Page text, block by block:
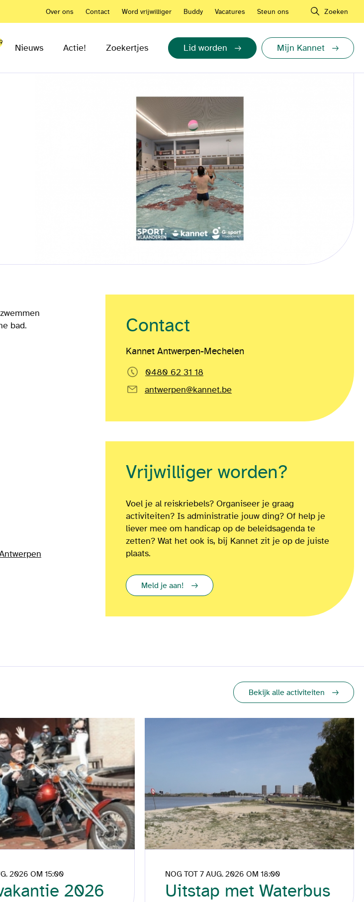
Over ons Contact Word vrijwilliger Buddy Vacatures Steun ons Zoeken
Nieuws Actie! Zoekertjes Lid worden Mijn Kannet
bad.
Contact
Kannet Antwerpen-Mechelen
0480 62 31 18
antwerpen@kannet.be
Vrijwilliger worden?
Voel je al reiskriebels? Organiseer je graag
activiteiten? Is administratie jouw ding? Of help je
liever mee om handicap op de beleidsagenda te
zetten? Wat het ook is, bij Kannet zit je op de juiste
plaats.
Meld je aan!
Bekijk alle activiteiten
2026 OM 15:00
2026
NOG TOT 7 AUG. 2026 OM 18:00
Uitstap met Waterbus